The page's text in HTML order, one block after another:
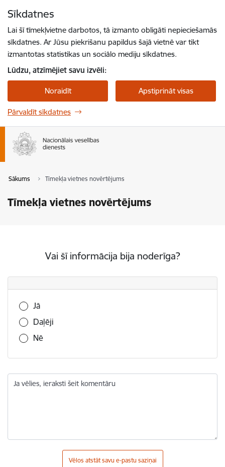
Sīkdatnes
Lai šī tīmekļvietne darbotos, tā izmanto obligāti nepieciešamās
sīkdatnes. Ar Jūsu piekrišanu papildus šajā vietnē var tikt
izmantotas statistikas un sociālo mediju sīkdatnes.
Lūdzu, atzīmējiet savu izvēli:
Noraidīt Apstiprināt visas
Pārvaldīt sīkdatnes
Sākums Tīmekļa vietnes novērtējums
Tīmekļa vietnes novērtējums
Vai šī informācija bija noderīga?
Vai šī informācija bija noderīga?
Jā
Daļēji
Nē
Ja vēlies, ieraksti šeit komentāru
Vēlos atstāt savu e-pastu saziņai